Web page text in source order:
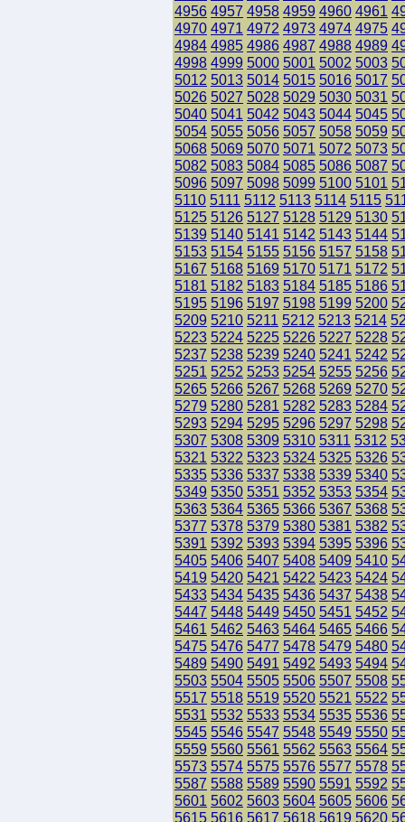
4956 4957 4958 4959 4960 4961
4970 4971 4972 4973 4974 4975
4984 4985 4986 4987 4988 4989
4998 4999 5000 5001 5002 5003
5012 5013 5014 5015 5016 5017
5026 5027 5028 5029 5030 5031
5040 5041 5042 5043 5044 5045
5054 5055 5056 5057 5058 5059
5068 5069 5070 5071 5072 5073
5082 5083 5084 5085 5086 5087
5096 5097 5098 5099 5100 5101
5110 5111 5112 5113 5114 5115
5125 5126 5127 5128 5129 5130
5139 5140 5141 5142 5143 5144
5153 5154 5155 5156 5157 5158
5167 5168 5169 5170 5171 5172
5181 5182 5183 5184 5185 5186
5195 5196 5197 5198 5199 5200
5209 5210 5211 5212 5213 5214
5223 5224 5225 5226 5227 5228
5237 5238 5239 5240 5241 5242
5251 5252 5253 5254 5255 5256
5265 5266 5267 5268 5269 5270
5279 5280 5281 5282 5283 5284
5293 5294 5295 5296 5297 5298
5307 5308 5309 5310 5311 5312
5321 5322 5323 5324 5325 5326
5335 5336 5337 5338 5339 5340
5349 5350 5351 5352 5353 5354
5363 5364 5365 5366 5367 5368
5377 5378 5379 5380 5381 5382
5391 5392 5393 5394 5395 5396
5405 5406 5407 5408 5409 5410
5419 5420 5421 5422 5423 5424
5433 5434 5435 5436 5437 5438
5447 5448 5449 5450 5451 5452
5461 5462 5463 5464 5465 5466
5475 5476 5477 5478 5479 5480
5489 5490 5491 5492 5493 5494
5503 5504 5505 5506 5507 5508
5517 5518 5519 5520 5521 5522
5531 5532 5533 5534 5535 5536
5545 5546 5547 5548 5549 5550
5559 5560 5561 5562 5563 5564
5573 5574 5575 5576 5577 5578
5587 5588 5589 5590 5591 5592
5601 5602 5603 5604 5605 5606
5615 5616 5617 5618 5619 5620